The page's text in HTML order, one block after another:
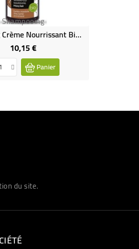
Shampooing
Shampoing Crème Nourrissant Bio Au Karité Et À L'amande
10,15 €Prix
Panier
du site.